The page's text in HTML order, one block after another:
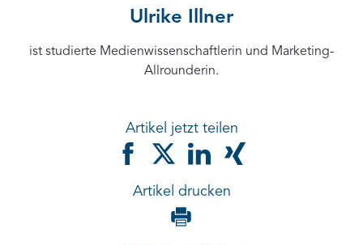
Ulrike Illner
ist studierte Medienwissenschaftlerin und Marketing-
Allrounderin.
Artikel jetzt teilen
Artikel drucken